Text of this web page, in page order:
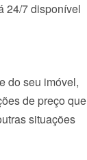
24/7 disponível
do seu imóvel,
de preço que
situações